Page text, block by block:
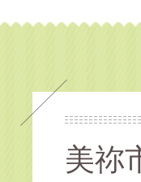
美祢